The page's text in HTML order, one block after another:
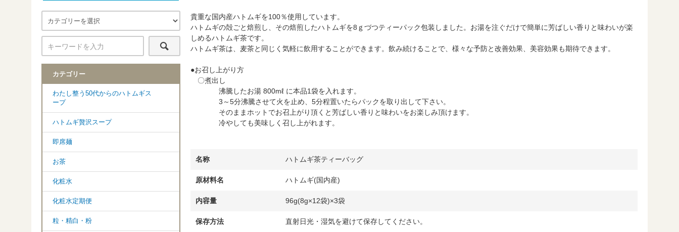
貴重な国内産ハトムギを100％使用しています。
ハトムギの殻ごと焙煎し、その焙煎したハトムギを8ｇづつティーパック包装しました。お湯を注ぐだけで簡単に芳ばしい香りと味わいが楽
しめるハトムギ茶です。
ハトムギ茶は、麦茶と同じく気軽に飲用することができます。飲み続けることで、様々な予防と改善効果、美容効果も期待できます。
●お召し上がり方
〇煮出し
沸騰したお湯 800mℓ に本品1袋を入れます。
3～5分沸騰させて火を止め、5分程置いたらパックを取り出して下さい。
そのままホットでお召上がり頂くと芳ばしい香りと味わいをお楽しみ頂けます。
冷やしても美味しく召し上がれます。
名称 ハトムギ茶ティーバッグ
原材料名 ハトムギ(国内産)
内容量 96g(8g×12袋)×3袋
保存方法 直射日光・湿気を避けて保存してください。
カテゴリー
わたし整う50代からのハトムギス
ープ
ハトムギ贅沢スープ
即席麺
お茶
化粧水
化粧水定期便
粒・精白・粉